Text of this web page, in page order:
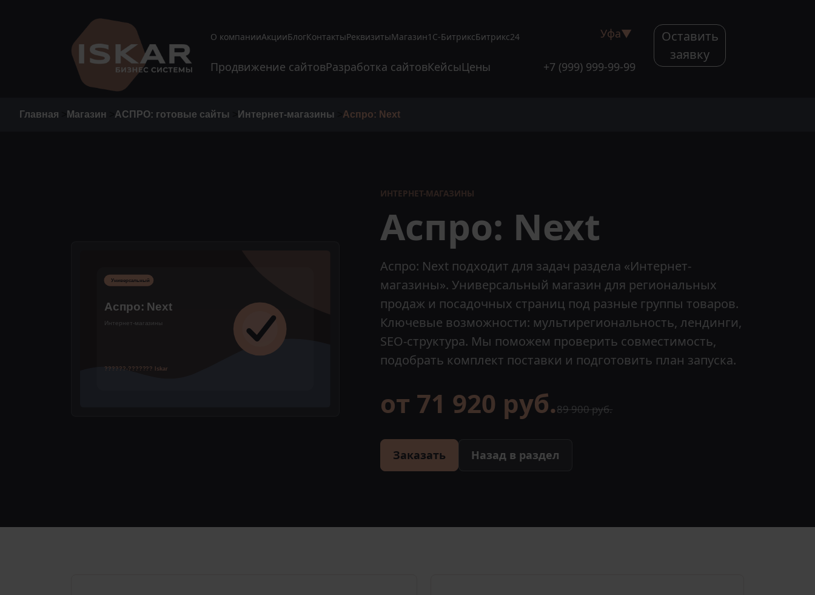
О компанииАкцииБлогКонтактыРеквизитыМагазин1С-БитриксБитрикс24 Уфа▼
Продвижение сайтовРазработка сайтовКейсыЦены +7 (999) 999-99-99
Оставить
заявку
Главная Магазин АСПРО: готовые сайты Интернет-магазины Аспро: Next
ИНТЕРНЕТ-МАГАЗИНЫ
Аспро: Next
Аспро: Next подходит для задач раздела «Интернет-
магазины». Универсальный магазин для региональных
продаж и посадочных страниц под разные группы товаров.
Ключевые возможности: мультирегиональность, лендинги,
SEO-структура. Мы поможем проверить совместимость,
подобрать комплект поставки и подготовить план запуска.
от 71 920 руб.89 900 руб.
Заказать Назад в раздел